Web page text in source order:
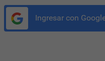
Ingresar con